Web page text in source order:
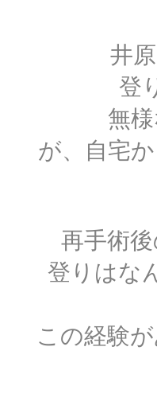
井
登
無
が、自宅
再手術
登りはな
この経験